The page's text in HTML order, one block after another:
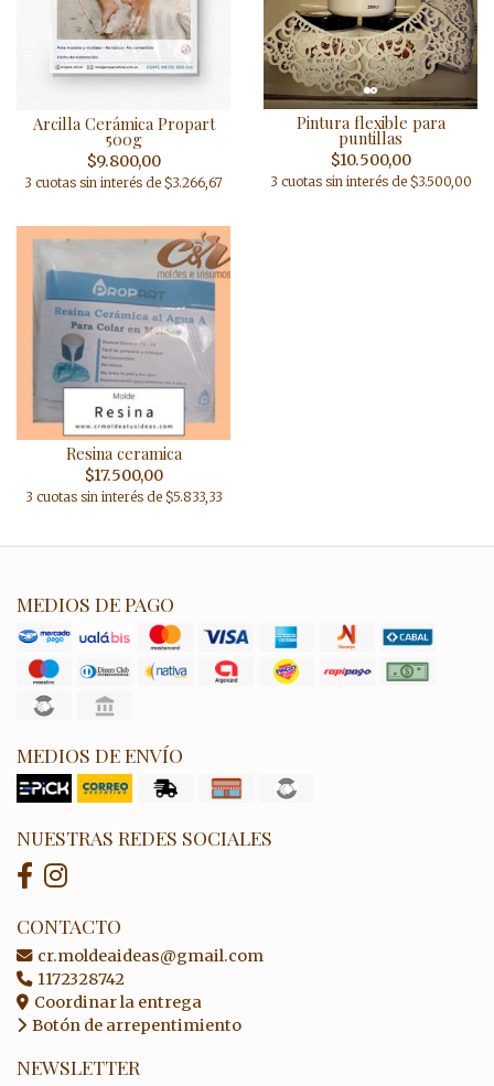
Arcilla Cerámica Propart
500g
$9.800,00
3 cuotas sin interés de $3.266,67
Pintura flexible para
puntillas
$10.500,00
3 cuotas sin interés de $3.500,00
Resina ceramica
$17.500,00
3 cuotas sin interés de $5.833,33
MEDIOS DE PAGO
MEDIOS DE ENVÍO
NUESTRAS REDES SOCIALES
CONTACTO
cr.moldeaideas@gmail.com
1172328742
Coordinar la entrega
Botón de arrepentimiento
NEWSLETTER